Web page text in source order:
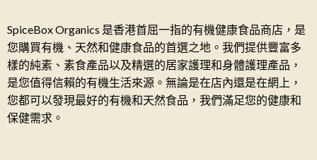
SpiceBox Organics 是香港首屈一指的有機健康食品商店，是
您購買有機、天然和健康食品的首選之地。我們提供豐富多
樣的純素、素食產品以及精選的居家護理和身體護理產品，
是您值得信賴的有機生活來源。無論是在店內還是在網上，
您都可以發現最好的有機和天然食品，我們滿足您的健康和
保健需求。